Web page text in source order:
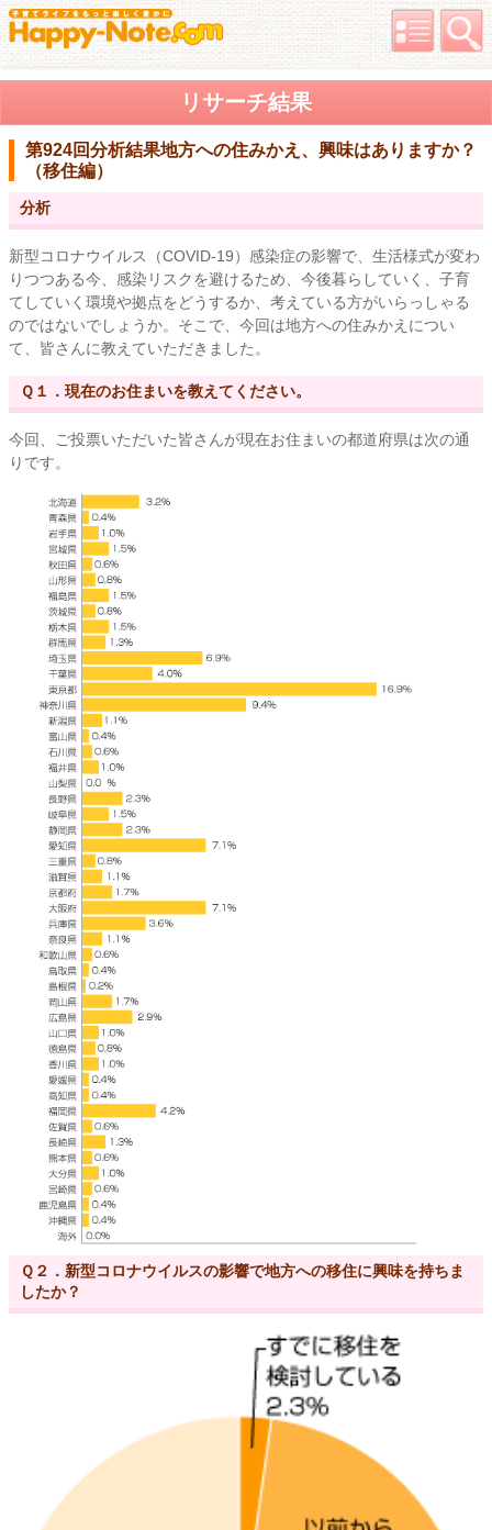
リサーチ結果
第924回分析結果地方への住みかえ、興味はありますか？
（移住編）
分析
新型コロナウイルス（COVID-19）感染症の影響で、生活様式が変わ
りつつある今、感染リスクを避けるため、今後暮らしていく、子育
てしていく環境や拠点をどうするか、考えている方がいらっしゃる
のではないでしょうか。そこで、今回は地方への住みかえについ
て、皆さんに教えていただきました。
Ｑ１．現在のお住まいを教えてください。
今回、ご投票いただいた皆さんが現在お住まいの都道府県は次の通
りです。
Ｑ２．新型コロナウイルスの影響で地方への移住に興味を持ちま
したか？